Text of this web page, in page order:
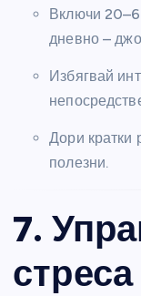
Включи
дневно –
Избягвай
Дори кратки
полезни.
7.
стреса